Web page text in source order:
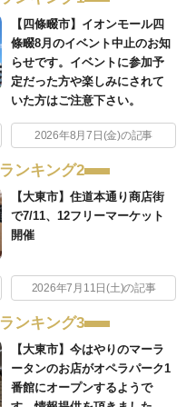
【四條畷市】イオンモール四
條畷8月のイベント中止のお知
らせです。イベントに参加予
定だった方や楽しみにされて
いた方はご注意下さい。
2026年8月7日(金)の記事
ランキング2
【大東市】住道本通り商店街
で7/11、12フリーマーケット
開催
2026年7月11日(土)の記事
ランキング3
【大東市】今はやりのマーラ
ータンのお店がオペラパーク1
番館にオープンするようで